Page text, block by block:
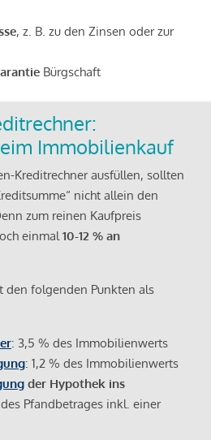
, z. B. zu den Zinsen oder zur
Bürgschaft
Immobilienkauf
Kreditrechner ausfüllen, sollten
nicht allein den
zum reinen Kaufpreis
einmal10-12 % an
den folgenden Punkten als
: 3,5 % des Immobilienwerts
: 1,2 % des Immobilienwerts
der Hypothek ins
des Pfandbetrages inkl. einer